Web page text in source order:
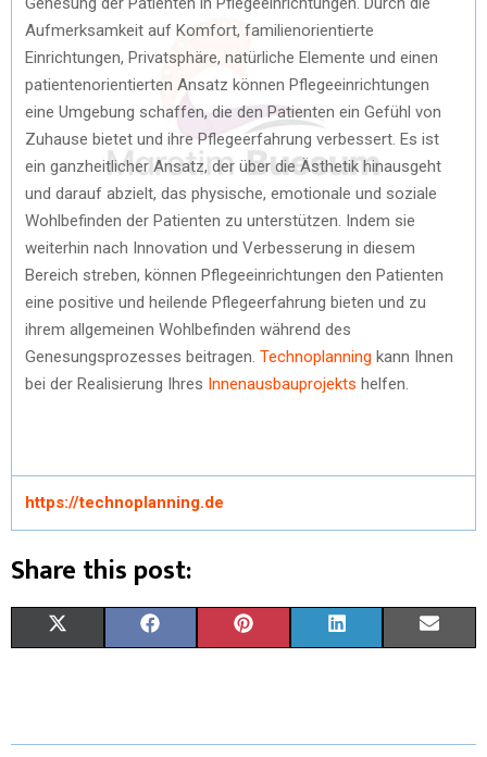
Aufmerksamkeit auf Komfort, familienorientierte
Einrichtungen, Privatsphäre, natürliche Elemente und einen
patientenorientierten Ansatz können Pflegeeinrichtungen
eine Umgebung schaffen, die den Patienten ein Gefühl von
Zuhause bietet und ihre Pflegeerfahrung verbessert. Es ist
ein ganzheitlicher Ansatz, der über die Ästhetik hinausgeht
und darauf abzielt, das physische, emotionale und soziale
Wohlbefinden der Patienten zu unterstützen. Indem sie
weiterhin nach Innovation und Verbesserung in diesem
Bereich streben, können Pflegeeinrichtungen den Patienten
eine positive und heilende Pflegeerfahrung bieten und zu
ihrem allgemeinen Wohlbefinden während des
Genesungsprozesses beitragen. Technoplanning kann Ihnen
bei der Realisierung Ihres Innenausbauprojekts helfen.
https://technoplanning.de
Share this post:
W E T K I